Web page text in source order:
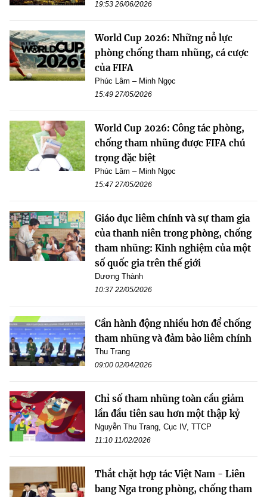
19:53 26/06/2026
World Cup 2026: Những nỗ lực
phòng chống tham nhũng, cá cược
của FIFA
Phúc Lâm – Minh Ngọc
15:49 27/05/2026
World Cup 2026: Công tác phòng,
chống tham nhũng được FIFA chú
trọng đặc biệt
Phúc Lâm – Minh Ngọc
15:47 27/05/2026
Giáo dục liêm chính và sự tham gia
của thanh niên trong phòng, chống
tham nhũng: Kinh nghiệm của một
số quốc gia trên thế giới
Dương Thành
10:37 22/05/2026
Cần hành động nhiều hơn để chống
tham nhũng và đảm bảo liêm chính
Thu Trang
09:00 02/04/2026
Chỉ số tham nhũng toàn cầu giảm
lần đầu tiên sau hơn một thập kỷ
Nguyễn Thu Trang, Cục IV, TTCP
11:10 11/02/2026
Thắt chặt hợp tác Việt Nam - Liên
bang Nga trong phòng, chống tham